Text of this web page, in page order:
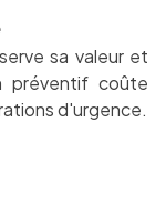
sa valeur et
préventif coûte
d'urgence.